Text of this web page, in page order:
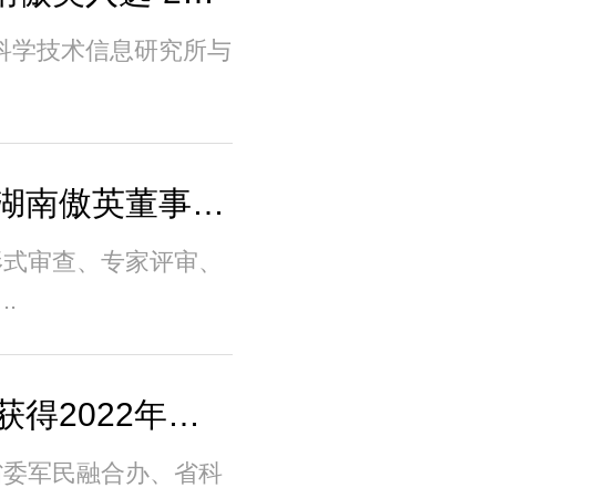
学技术信息研究所与
再获喜报！祝贺湖南傲英董事长孙小波荣获湖..
审查、专家评审、
喜报：湖南傲英获得2022年湖南省先进技术转..
军民融合办、省科